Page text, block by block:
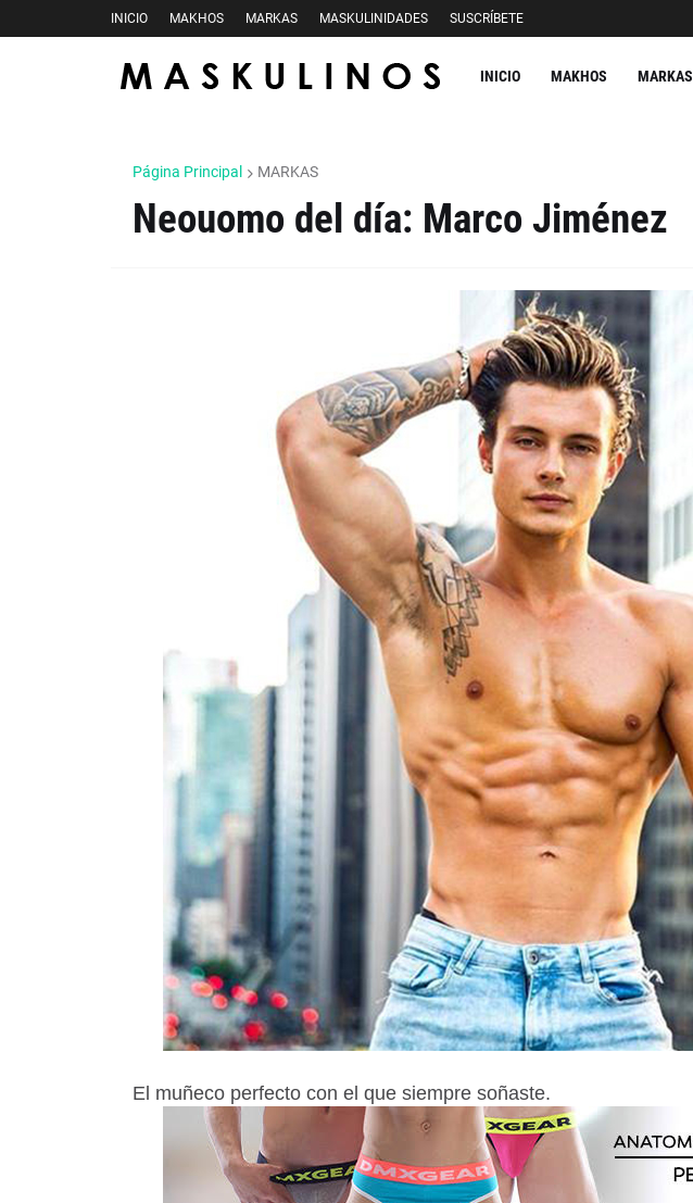
INICIO MAKHOS MARKAS MASKULINIDADES SUSCRÍBETE
INICIO MAKHOS MARKAS
Página Principal MARKAS
Neouomo del día: Marco Jiménez
El muñeco perfecto con el que siempre soñaste.